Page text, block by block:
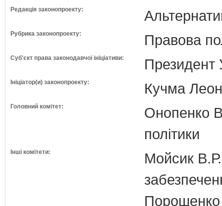
Редакція законопроекту:
Рубрика законопроекту: Правова
Суб'єкт права законодавчої ініціативи: Президент
Ініціатор(и) законопроекту: Кучма
Головний комітет:
Онопенко
політики
Інші комітети:
Мойсик В.Р.
Порошенко